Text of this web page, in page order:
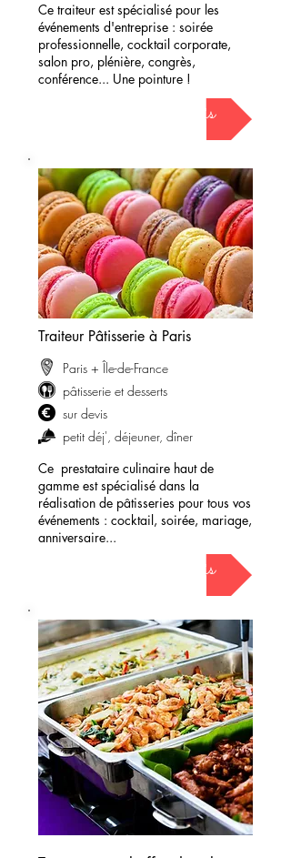
Ce traiteur est spécialisé pour les
événements d'entreprise : soirée
professionnelle, cocktail corporate,
salon pro, plénière, congrès,
conférence... Une pointure !
demander mon devis
Traiteur Pâtisserie à Paris
Paris + Île-de-France
pâtisserie et desserts
sur devis
petit déj', déjeuner, dîner
Ce prestataire culinaire haut de
gamme est spécialisé dans la
réalisation de pâtisseries pour tous vos
événements : cocktail, soirée, mariage,
anniversaire...
demander mon devis